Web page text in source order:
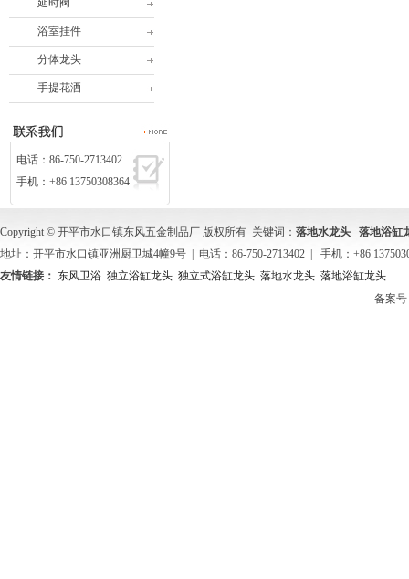
延时阀
浴室挂件
分体龙头
手提花洒
电话：86-750-2713402
手机：+86 13750308364
Copyright © 开平市水口镇东风五金制品厂 版权所有 关键词： 落地水龙头
落地浴缸
地址：开平市水口镇亚洲厨卫城4幢9号 | 电话：86-750-2713402 | 手机：+86
友情链接： 东风卫浴 独立浴缸龙头 独立式浴缸龙头 落地水龙头 落地浴缸龙头
备案号